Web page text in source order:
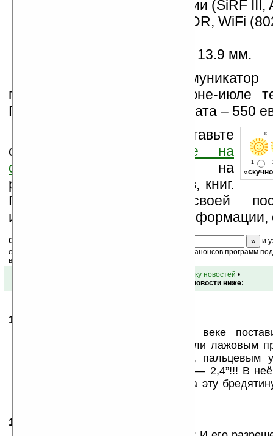
поддержка GPS-навигации (SiRF III,
модуль Bluetooth v2.0+EDR, WiFi
размеры – 116,9 x 62,5 x 13.9 мм.
Ожидается, что
появится в продаже в июне-июле
Предполагаемая цена аппарата – 550
- «
1
«скучно
Оцените новость и оставьте
свой комментарий
ниже на
странице
на
рассылку новостей, файлов, книг.
Поддержите Ладошки своей
изучением коммерческой
Скоро
и
ежедневный или еженедельный дайджест новостей, анонсов программ
ваш почтовый ящик.
вернуться к списку новостей •
Обсуждение этой новости ниже:
11.03.2008
Идиотизм процветает! В кои-то веке
оперативку... и тут-же всё похерили лажовым
экран... С набирающим обороты, пальцевым
ребята ставят такую крохотулину — 2,4”!!! В
тапать! — О пальцах забыть! И за эту
11.03.2008